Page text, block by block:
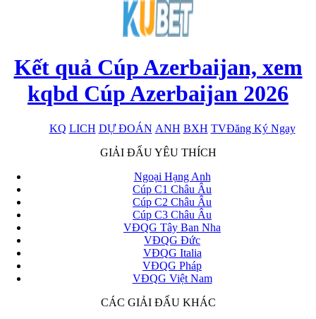
Kết quả Cúp Azerbaijan, xem
kqbd Cúp Azerbaijan 2026
KQ LICH DỰ ĐOÁN ANH BXH TVĐăng Ký Ngay
x
GIẢI ĐẤU YÊU THÍCH
Ngoại Hạng Anh
Cúp C1 Châu Âu
Cúp C2 Châu Âu
Cúp C3 Châu Âu
VĐQG Tây Ban Nha
VĐQG Đức
VĐQG Italia
VĐQG Pháp
VĐQG Việt Nam
CÁC GIẢI ĐẤU KHÁC